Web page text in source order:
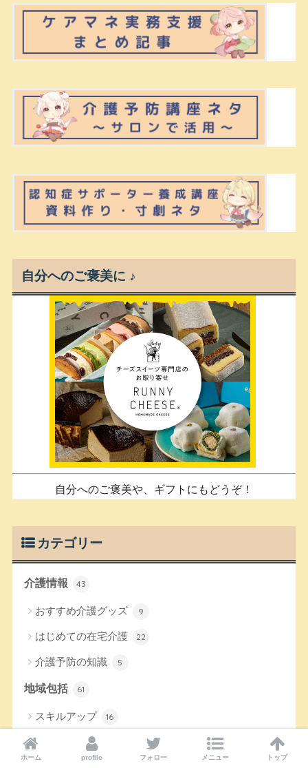
自分へのご褒美に ♪
自分へのご褒美や、ギフトにもどうぞ！
カテゴリー
介護情報 43
おすすめ介護グッズ 9
はじめての在宅介護 22
介護予防の知識 5
地域包括 61
スキルアップ 16
講座・資料 34
ホーム profile フォロー メニュー トップ